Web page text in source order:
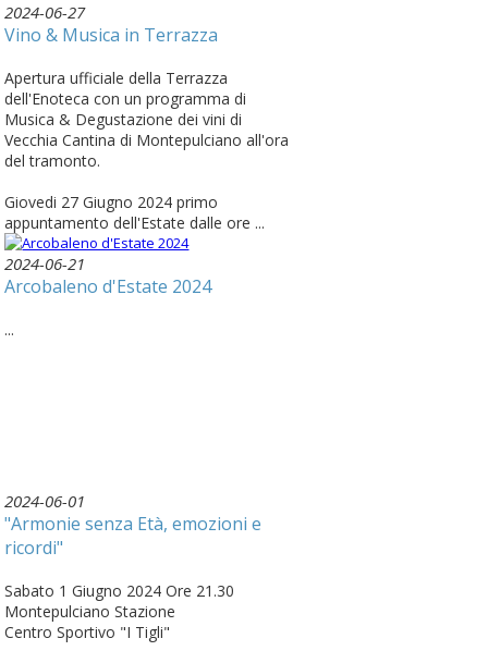
2024-06-27
Vino & Musica in Terrazza
Apertura ufficiale della Terrazza
dell'Enoteca con un programma di
Musica & Degustazione dei vini di
Vecchia Cantina di Montepulciano all'ora
del tramonto.
Giovedi 27 Giugno 2024 primo
appuntamento dell'Estate dalle ore ...
2024-06-21
Arcobaleno d'Estate 2024
...
2024-06-01
"Armonie senza Età, emozioni e
ricordi"
Sabato 1 Giugno 2024 Ore 21.30
Montepulciano Stazione
Centro Sportivo "I Tigli"